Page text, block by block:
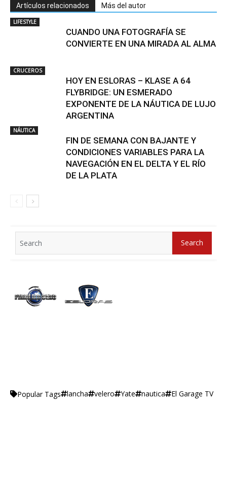
Artículos relacionados Más del autor
LIFESTYLE
CUANDO UNA FOTOGRAFÍA SE
CONVIERTE EN UNA MIRADA AL ALMA
CRUCEROS
HOY EN ESLORAS – KLASE A 64
FLYBRIDGE: UN ESMERADO
EXPONENTE DE LA NÁUTICA DE LUJO
ARGENTINA
NÁUTICA
FIN DE SEMANA CON BAJANTE Y
CONDICIONES VARIABLES PARA LA
NAVEGACIÓN EN EL DELTA Y EL RÍO
DE LA PLATA
for:
Search
Popular Tags lancha velero Yate nautica El Garage TV